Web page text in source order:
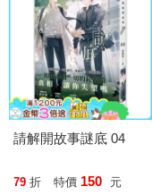
案，又重新燃起我將本
隨著歲月累積，這本文
劇本、短篇小說、推特
以及長篇小說的部分段
拒、恐懼、羞愧、迫切
希望、絕望、決心、憤
世紀到二十一世紀的
向，包括來自各種背景
國、英國、芬蘭、印度
斯坦、羅馬尼亞、沙烏
請解開故事謎底 04
79 折 特價 150 元